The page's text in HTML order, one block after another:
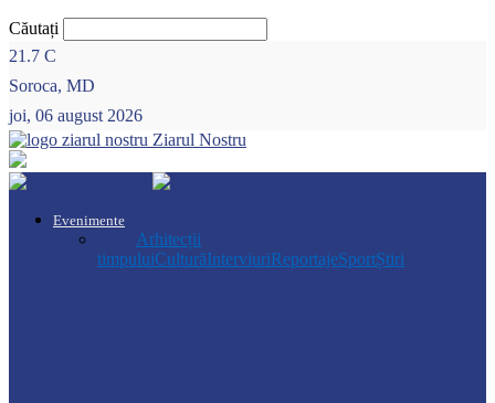
Căutați
21.7 C
Soroca, MD
joi, 06 august 2026
Ziarul Nostru
Evenimente
Arhitecții
timpuluiCulturăInterviuriReportajeSportȘtiri